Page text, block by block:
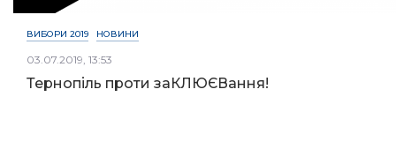
ВИБОРИ 2019 НОВИНИ
03.07.2019, 13:53
Тернопіль проти заКЛЮЄВання!